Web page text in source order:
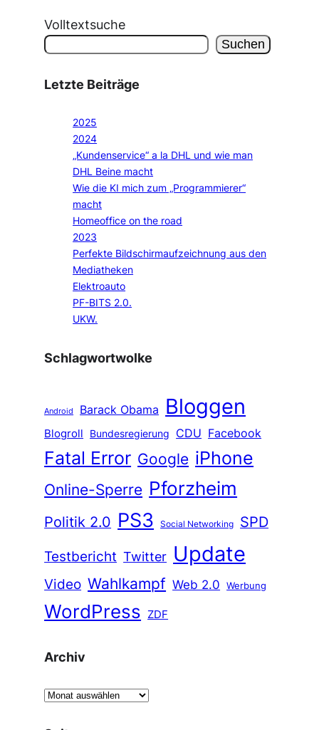
Volltextsuche
Suchen
Letzte Beiträge
2025
2024
„Kundenservice“ a la DHL und wie man
DHL Beine macht
Wie die KI mich zum „Programmierer“
macht
Homeoffice on the road
2023
Perfekte Bildschirmaufzeichnung aus den
Mediatheken
Elektroauto
PF-BITS 2.0.
UKW.
Schlagwortwolke
Android Barack Obama Bloggen
Blogroll Bundesregierung CDU Facebook
Fatal Error Google iPhone
Online-Sperre Pforzheim
Politik 2.0 PS3 Social Networking
SPD
Testbericht Twitter Update
Video Wahlkampf Web 2.0 Werbung
WordPress ZDF
Archiv
A
c